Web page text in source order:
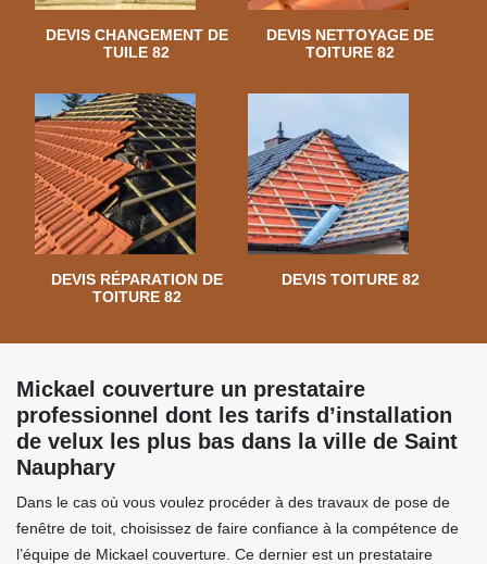
DEVIS CHANGEMENT DE
TUILE 82
DEVIS NETTOYAGE DE
TOITURE 82
DEVIS RÉPARATION DE
TOITURE 82
DEVIS TOITURE 82
Mickael couverture un prestataire
professionnel dont les tarifs d’installation
de velux les plus bas dans la ville de Saint
Nauphary
Dans le cas où vous voulez procéder à des travaux de pose de
fenêtre de toit, choisissez de faire confiance à la compétence de
l’équipe de Mickael couverture. Ce dernier est un prestataire